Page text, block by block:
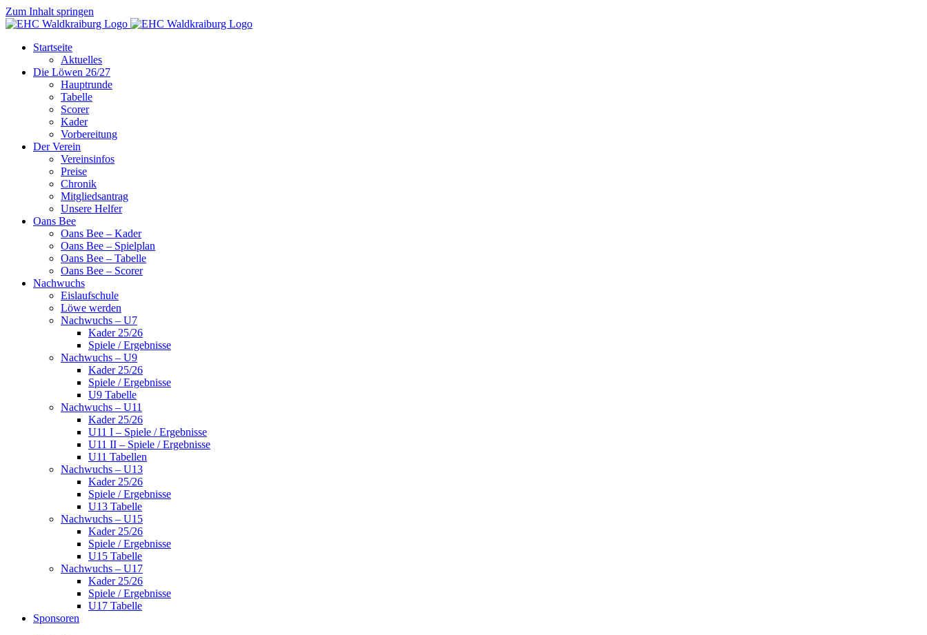
Zum Inhalt springen
Startseite
Aktuelles
Die Löwen 26/27
Hauptrunde
Tabelle
Scorer
Kader
Vorbereitung
Der Verein
Vereinsinfos
Preise
Chronik
Mitgliedsantrag
Unsere Helfer
Oans Bee
Oans Bee – Kader
Oans Bee – Spielplan
Oans Bee – Tabelle
Oans Bee – Scorer
Nachwuchs
Eislaufschule
Löwe werden
Nachwuchs – U7
Kader 25/26
Spiele / Ergebnisse
Nachwuchs – U9
Kader 25/26
Spiele / Ergebnisse
U9 Tabelle
Nachwuchs – U11
Kader 25/26
U11 I – Spiele / Ergebnisse
U11 II – Spiele / Ergebnisse
U11 Tabellen
Nachwuchs – U13
Kader 25/26
Spiele / Ergebnisse
U13 Tabelle
Nachwuchs – U15
Kader 25/26
Spiele / Ergebnisse
U15 Tabelle
Nachwuchs – U17
Kader 25/26
Spiele / Ergebnisse
U17 Tabelle
Sponsoren